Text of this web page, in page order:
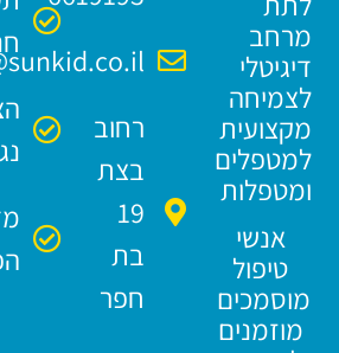
מרחב
דיגיטלי
לצמיחה
מקצועית
למטפלים
ומטפלות
אנשי
טיפול
מוסמכים
מוזמנים
רחוב
בצת
19
בת
חפר